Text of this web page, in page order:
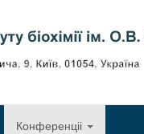
Конференціі